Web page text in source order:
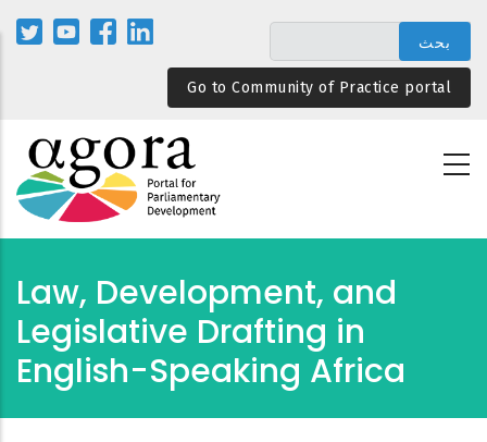
المحتوى
الرئيسيGo to Community of Practice portal
Law, Development, and
Legislative Drafting in
English-Speaking Africa